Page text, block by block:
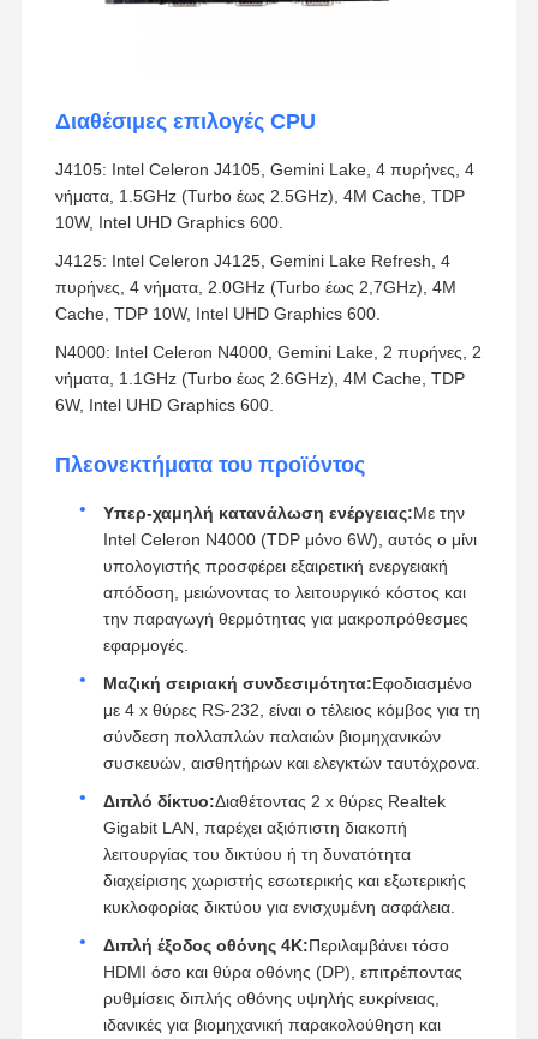
Διαθέσιμες επιλογές CPU
J4105: Intel Celeron J4105, Gemini Lake, 4 πυρήνες, 4
νήματα, 1.5GHz (Turbo έως 2.5GHz), 4M Cache, TDP
10W, Intel UHD Graphics 600.
J4125: Intel Celeron J4125, Gemini Lake Refresh, 4
πυρήνες, 4 νήματα, 2.0GHz (Turbo έως 2,7GHz), 4M
Cache, TDP 10W, Intel UHD Graphics 600.
N4000: Intel Celeron N4000, Gemini Lake, 2 πυρήνες, 2
νήματα, 1.1GHz (Turbo έως 2.6GHz), 4M Cache, TDP
6W, Intel UHD Graphics 600.
Πλεονεκτήματα του προϊόντος
Υπερ-χαμηλή κατανάλωση ενέργειας:Με την
Intel Celeron N4000 (TDP μόνο 6W), αυτός ο μίνι
υπολογιστής προσφέρει εξαιρετική ενεργειακή
απόδοση, μειώνοντας το λειτουργικό κόστος και
την παραγωγή θερμότητας για μακροπρόθεσμες
εφαρμογές.
Μαζική σειριακή συνδεσιμότητα:Εφοδιασμένο
με 4 x θύρες RS-232, είναι ο τέλειος κόμβος για τη
σύνδεση πολλαπλών παλαιών βιομηχανικών
συσκευών, αισθητήρων και ελεγκτών ταυτόχρονα.
Διπλό δίκτυο:Διαθέτοντας 2 x θύρες Realtek
Gigabit LAN, παρέχει αξιόπιστη διακοπή
λειτουργίας του δικτύου ή τη δυνατότητα
διαχείρισης χωριστής εσωτερικής και εξωτερικής
κυκλοφορίας δικτύου για ενισχυμένη ασφάλεια.
Διπλή έξοδος οθόνης 4K:Περιλαμβάνει τόσο
HDMI όσο και θύρα οθόνης (DP), επιτρέποντας
ρυθμίσεις διπλής οθόνης υψηλής ευκρίνειας,
ιδανικές για βιομηχανική παρακολούθηση και